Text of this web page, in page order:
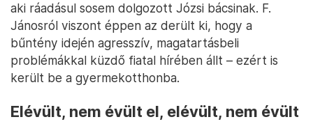
aki ráadásul sosem dolgozott Józsi bácsinak. F.
Jánosról viszont éppen az derült ki, hogy a
bűntény idején agresszív, magatartásbeli
problémákkal küzdő fiatal hírében állt – ezért is
került be a gyermekotthonba.
Elévült, nem évült el, elévült, nem évült